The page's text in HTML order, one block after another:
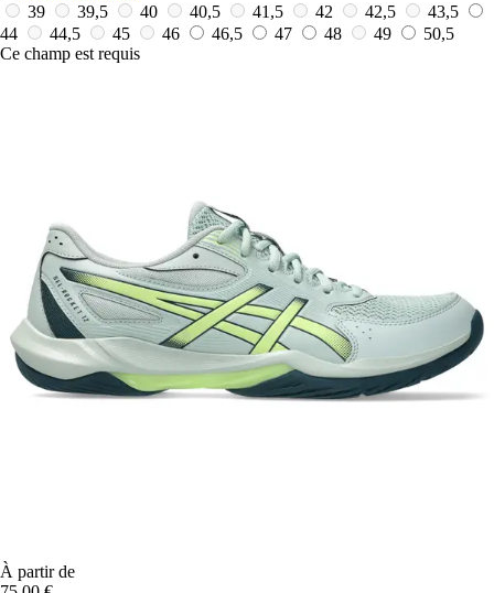
39
39,5 40 40,5 41,5 42 42,5
43,5
44
44,5 45 46 46,5 47 48 49
50,5
Ce champ est requis
À partir de